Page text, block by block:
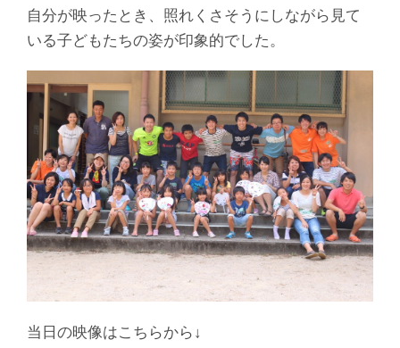
自分が映ったとき、照れくさそうにしながら見て
いる子どもたちの姿が印象的でした。
当日の映像はこちらから↓